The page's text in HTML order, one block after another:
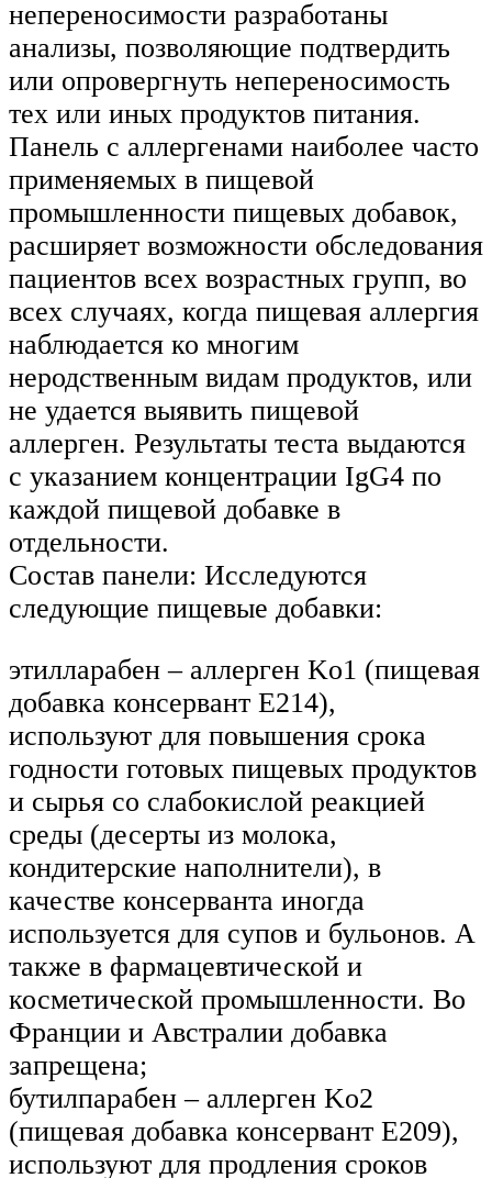
непереносимости разработаны
анализы, позволяющие подтвердить
или опровергнуть непереносимость
тех или иных продуктов питания.
Панель с аллергенами наиболее часто
применяемых в пищевой
промышленности пищевых добавок,
расширяет возможности обследования
пациентов всех возрастных групп, во
всех случаях, когда пищевая аллергия
наблюдается ко многим
неродственным видам продуктов, или
не удается выявить пищевой
аллерген. Результаты теста выдаются
с указанием концентрации IgG4 по
каждой пищевой добавке в
отдельности.
Состав панели: Исследуются
следующие пищевые добавки:
этилларабен – аллерген Ko1 (пищевая
добавка консервант Е214),
используют для повышения срока
годности готовых пищевых продуктов
и сырья со слабокислой реакцией
среды (десерты из молока,
кондитерские наполнители), в
качестве консерванта иногда
используется для супов и бульонов. А
также в фармацевтической и
косметической промышленности. Во
Франции и Австралии добавка
запрещена;
бутилпарабен – аллерген Ko2
(пищевая добавка консервант Е209),
используют для продления сроков